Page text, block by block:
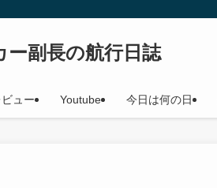
ー副長の航行日誌
ビュー Youtube 今日は何の日